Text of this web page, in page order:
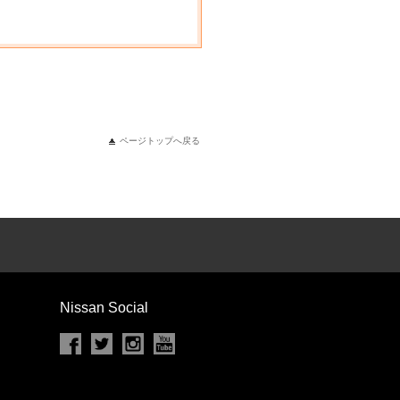
ページトップへ戻る
Nissan Social